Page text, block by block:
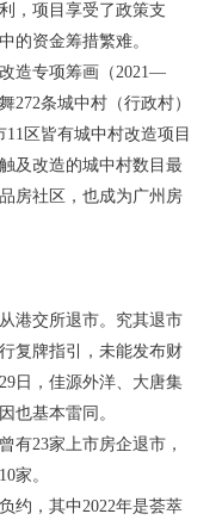
，项目享受了政策支
的资金筹措繁难。
造专项筹画（2021—
272条城中村（行政村）
区皆有城中村改造项目
及改造的城中村数目最
房社区，也成为广州房
港交所退市。究其退市
复牌指引，未能发布财
日，佳源外洋、大唐集
也基本雷同。
有23家上市房企退市，
家。
约，其中2022年是荟萃